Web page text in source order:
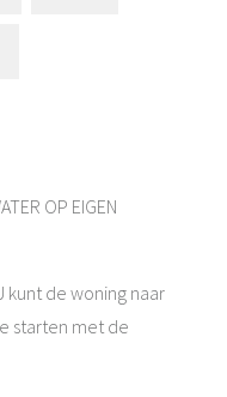
OP EIGEN
kunt de woning naar
starten met de